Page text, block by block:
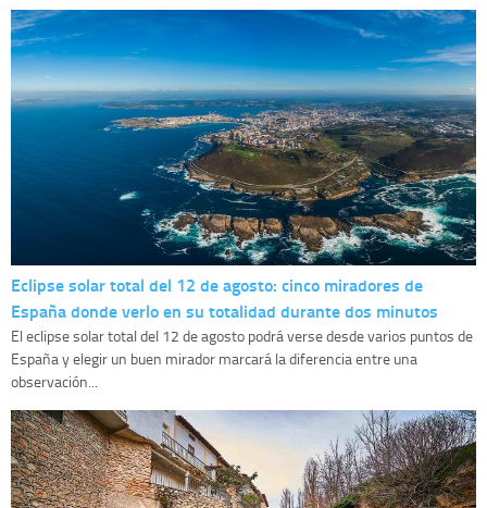
Eclipse solar total del 12 de agosto: cinco miradores de
España donde verlo en su totalidad durante dos minutos
El eclipse solar total del 12 de agosto podrá verse desde varios puntos de
España y elegir un buen mirador marcará la diferencia entre una
observación...